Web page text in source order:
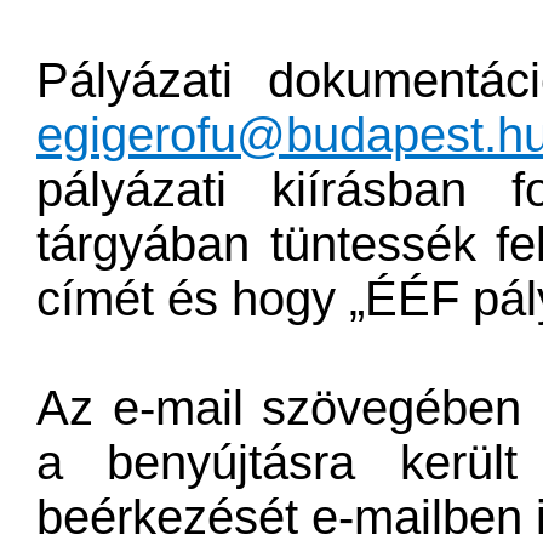
Pályázati
pályázati kiírásban
tárgyában tüntessék
címét és hogy „ÉÉF
Az e-mail
a benyújtásra
beérkezését e-